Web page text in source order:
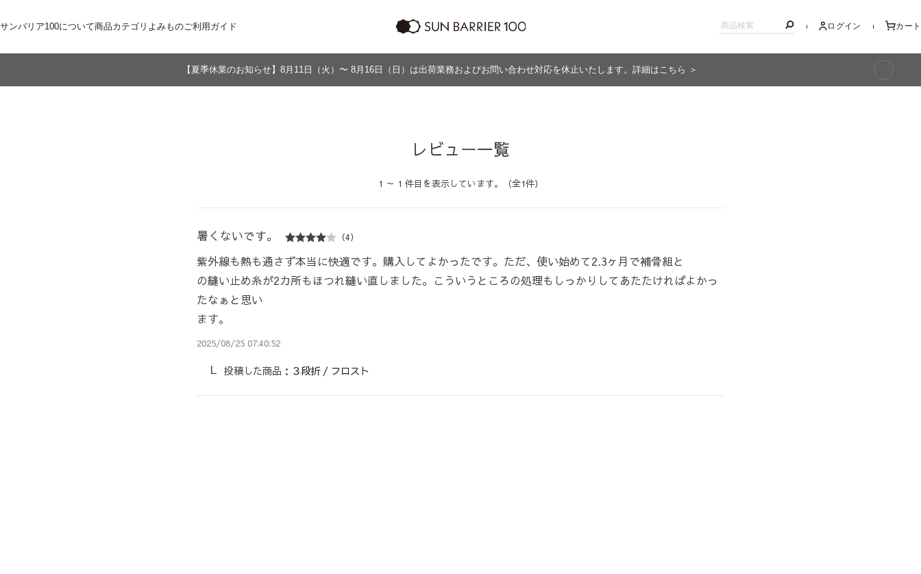
サンバリア100について商品カテゴリ よみものご利用ガイド ログイン カート
【夏季休業のお知らせ】8月11日（火）〜 8月16日（日）は出荷業務およびお問い合わせ対応を休止いたします。詳細はこちら ＞
レビュー一覧
1 ～ 1 件目を表示しています。（全1件）
暑くないです。 （4）
紫外線も熱も通さず本当に快適です。購入してよかったです。ただ、使い始めて2.3ヶ月で補骨組と
の縫い止め糸が2カ所もほつれ縫い直しました。こういうところの処理もしっかりしてあたたければよかっ
たなぁと思い
ます。
2025/08/25 07:40:52
投稿した商品： ３段折 / フロスト